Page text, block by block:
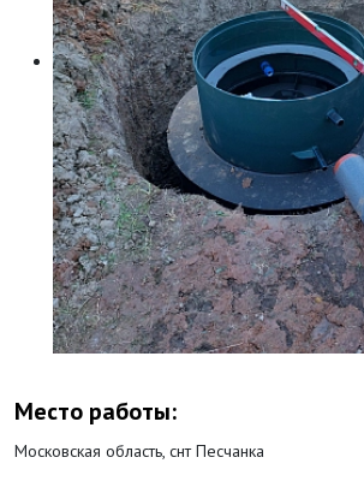
Место работы:
Московская область, снт Песчанка